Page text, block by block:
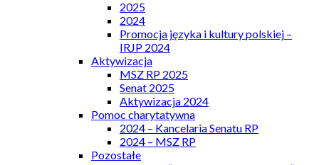
2025
2024
Promocja języka i kultury polskiej –
IRJP 2024
Aktywizacja
MSZ RP 2025
Senat 2025
Aktywizacja 2024
Pomoc charytatywna
2024 – Kancelaria Senatu RP
2024 – MSZ RP
Pozostałe